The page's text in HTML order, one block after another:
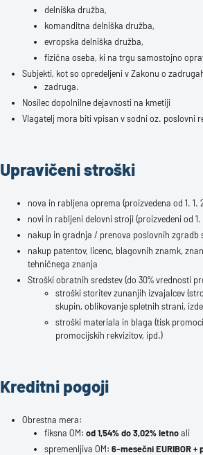
delniška družba,
komanditna delniška družba,
evropska delniška družba,
fizična oseba, ki na trgu samostojno
Subjekti, kot so opredeljeni v Zakonu o
zadruga.
Nosilec dopolnilne dejavnosti na kmetiji
Vlagatelj mora biti vpisan v sodni oz. poslovni
Upravičeni stroški
nova in rabljena oprema (proizvedena od 1. 1.
novi in rabljeni delovni stroji (proizvedeni od 1.
nakup in gradnja / prenova poslovnih
nakup patentov, licenc, blagovnih znamk,
tehničnega znanja
Stroški obratnih sredstev (do 30% vrednosti
stroški storitev zunanjih izvajalcev
skupin, oblikovanje spletnih strani,
stroški materiala in blaga (tisk
promocijskih rekvizitov, ipd.)
Kreditni pogoji
Obrestna mera:
fiksna OM: od 1,54% do 3,02% letnoali
spremenljiva OM: 6-mesečni EURIBOR +